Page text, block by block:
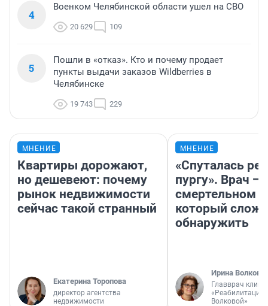
4
Военком Челябинской области ушел на СВО
20 629 109
5
Пошли в «отказ». Кто и почему продает
пункты выдачи заказов Wildberries в
Челябинске
19 743 229
МНЕНИЕ
Квартиры дорожают,
но дешевеют: почему
рынок недвижимости
сейчас такой странный
Екатерина Торопова
директор агентства
недвижимости
МНЕНИЕ
«Спуталась
пургу». Врач —
смертельном
который
обнаружить
Ирина Волкова
Главврач
«Реабилитация
Волковой»